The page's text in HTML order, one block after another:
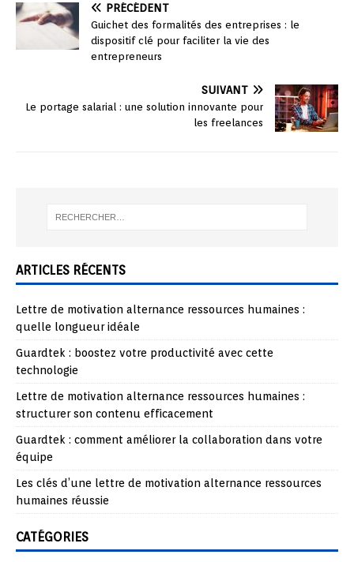
PRÉCÉDENT
Guichet des formalités des entreprises : le
dispositif clé pour faciliter la vie des
entrepreneurs
SUIVANT
Le portage salarial : une solution innovante pour
les freelances
ARTICLES RÉCENTS
Lettre de motivation alternance ressources humaines :
quelle longueur idéale
Guardtek : boostez votre productivité avec cette
technologie
Lettre de motivation alternance ressources humaines :
structurer son contenu efficacement
Guardtek : comment améliorer la collaboration dans votre
équipe
Les clés d’une lettre de motivation alternance ressources
humaines réussie
CATÉGORIES